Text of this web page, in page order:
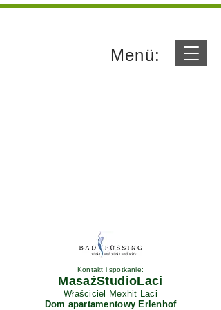
Menü:
Kontakt i spotkanie:
MasażStudioLaci
Właściciel Mexhit Laci
Dom apartamentowy Erlenhof